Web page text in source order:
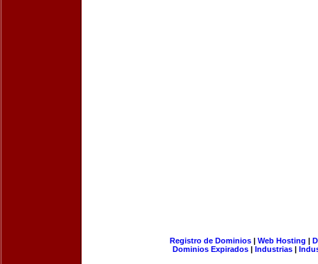
Registro de Dominios| Web Hosting |
Dominios Expirados | Industrias |